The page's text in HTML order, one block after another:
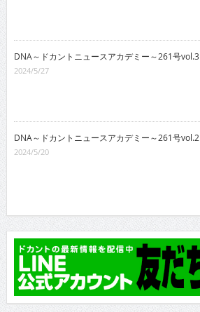
DNA～ドカントニュースアカデミー～261号vol.3
2024/5/27
DNA～ドカントニュースアカデミー～261号vol.2
2024/5/20